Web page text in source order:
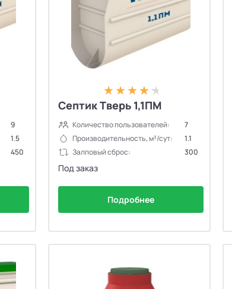
9
1.5
450
Септик Тверь 1,1ПМ
Количество пользователей:
7
Производительность, м³/сут:
1.1
Залповый сброс:
300
Под заказ
Подробнее